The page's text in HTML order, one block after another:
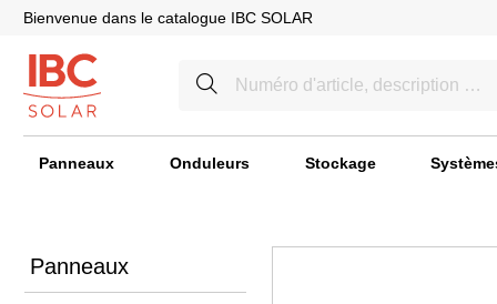
Bienvenue dans le catalogue IBC SOLAR
Panneaux Onduleurs Stockage
Panneaux